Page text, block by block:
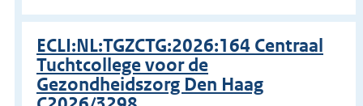
ECLI:NL:TGZCTG:2026:164 Centraal
Tuchtcollege voor de
Gezondheidszorg Den Haag